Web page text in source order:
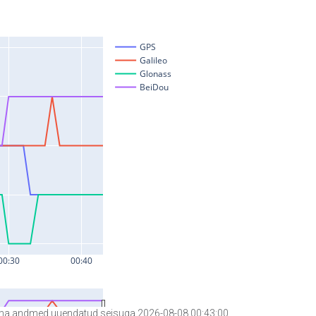
andmed uuendatud seisuga 2026-08-08 00:43:00